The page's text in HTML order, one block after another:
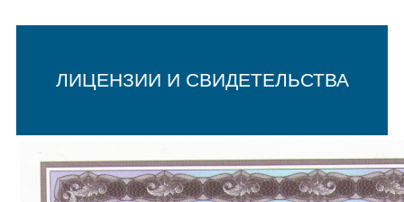
ЛИЦЕНЗИИ И СВИДЕТЕЛЬСТВА